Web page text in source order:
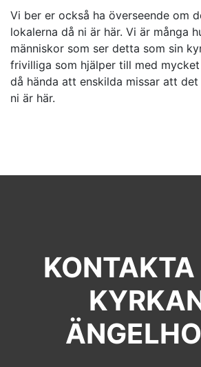
Vi ber er också ha överseende om
lokalerna då ni är här. Vi är många
människor som ser detta som sin
frivilliga som hjälper till med
då hända att enskilda missar att
ni är här.
KONTAKTA